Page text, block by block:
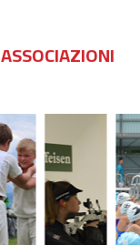
ASSOCIAZIONI